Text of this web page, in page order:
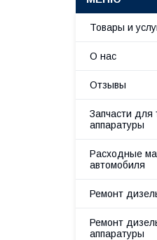
Товары и
О нас
Отзывы
Запчасти для
аппаратуры
Расходные
автомобиля
Ремонт
Ремонт
аппаратуры